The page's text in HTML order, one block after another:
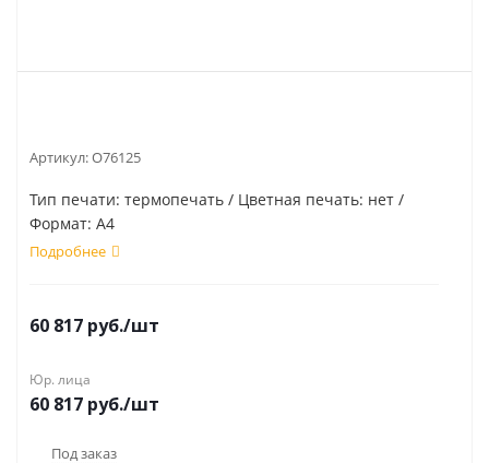
Артикул:O76125
Тип печати: термопечать / Цветная печать: нет /
Формат: А4
Подробнее
60 817 руб./шт
Юр. лица
60 817 руб./шт
Под заказ